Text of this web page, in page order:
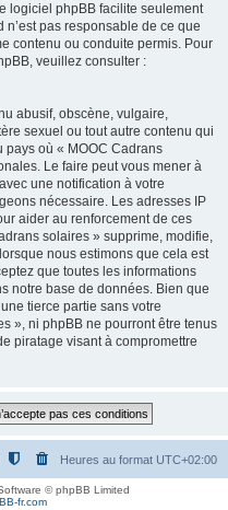
logiciel phpBB facilite seulement
n’est pas responsable de ce que
contenu ou conduite permis. Pour
veuillez consulter :
abusif, obscène, vulgaire,
sexuel ou tout autre contenu qui
pays où « MOOC Cadrans
Le faire peut vous mener à
une notification à votre
nécessaire. Les adresses IP
aider au renforcement de ces
solaires » supprime, modifie,
nous estimons que cela est
que toutes les informations
notre base de données. Bien que
tierce partie sans votre
», ni phpBB ne pourront être tenus
piratage visant à compromettre
Heures au format UTC+02:00
© phpBB Limited
fr.com